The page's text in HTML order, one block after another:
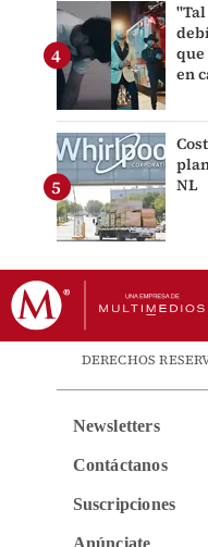
en
NL
DERECHOS
Newsletters
Contáctanos
Suscripciones
Anúnciate